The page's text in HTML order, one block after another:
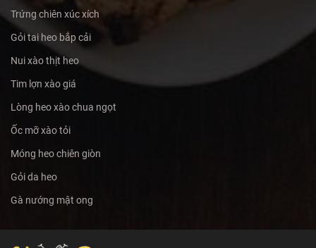
Trứng chiên xúc xích
Gỏi tai heo bắp cải
Nui xào thịt heo
Tim lợn xào giá
Lòng heo xào chua ngọt
Ốc mỡ xào tỏi
Móng heo chiên giòn
Gỏi da heo
Gà nướng mật ong